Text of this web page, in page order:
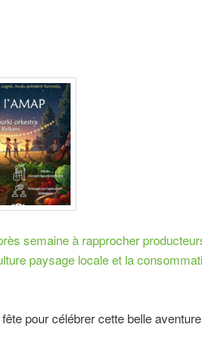
semaine à rapprocher
paysage locale et la
pour célébrer cette belle aventure